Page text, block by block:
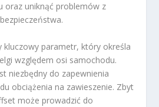
oraz uniknąć problemów z
parametr, który określa
względem osi samochodu.
niezbędny do zapewnienia
obciążenia na zawieszenie. Zbyt
może prowadzić do